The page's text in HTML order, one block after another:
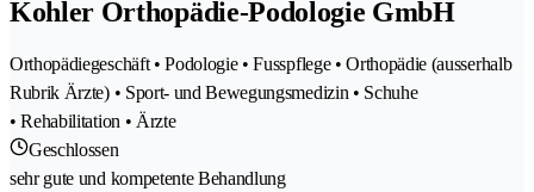
Kohler Orthopädie-Podologie GmbH
Orthopädiegeschäft • Podologie • Fusspflege • Orthopädie (ausserhalb
Rubrik Ärzte) • Sport- und Bewegungsmedizin • Schuhe
• Rehabilitation • Ärzte
Geschlossen
sehr gute und kompetente Behandlung